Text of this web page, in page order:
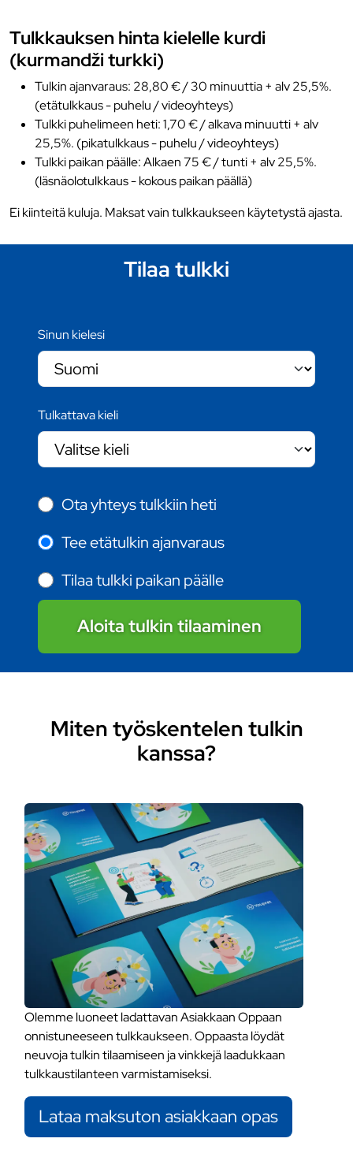
Tulkkauksen hinta kielelle kurdi
(kurmandži turkki)
Tulkin ajanvaraus: 28,80 € / 30 minuuttia + alv 25,5%.
(etätulkkaus - puhelu / videoyhteys)
Tulkki puhelimeen heti: 1,70 € / alkava minuutti + alv
25,5%. (pikatulkkaus - puhelu / videoyhteys)
Tulkki paikan päälle: Alkaen 75 € / tunti + alv 25,5%.
(läsnäolotulkkaus - kokous paikan päällä)
Ei kiinteitä kuluja. Maksat vain tulkkaukseen käytetystä ajasta.
Tilaa tulkki
Sinun kielesi
Tulkattava kieli
Ota yhteys tulkkiin heti
Tee etätulkin ajanvaraus
Tilaa tulkki paikan päälle
Aloita tulkin tilaaminen
Miten työskentelen tulkin
kanssa?
Olemme luoneet ladattavan Asiakkaan Oppaan
onnistuneeseen tulkkaukseen. Oppaasta löydät
neuvoja tulkin tilaamiseen ja vinkkejä laadukkaan
tulkkaustilanteen varmistamiseksi.
Lataa maksuton asiakkaan opas